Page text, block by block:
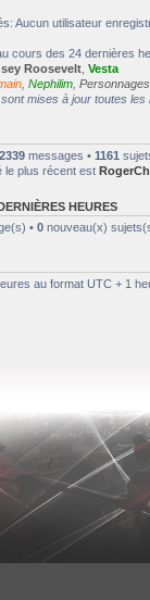
Aucun utilisateur
cours des 24 dernières
Roosevelt Vesta
Nephilim
mises à jour toutes
messages • 1161
le plus récent est
HEURES
• 0 nouveau(x)
au format UTC + 1